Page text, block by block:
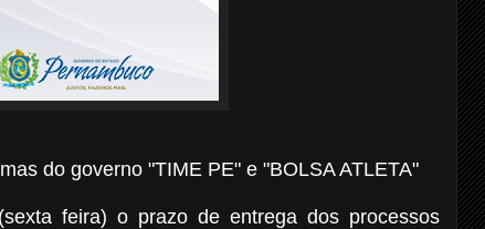
do governo "TIME PE" e "BOLSA ATLETA"
feira) o prazo de entrega dos processos